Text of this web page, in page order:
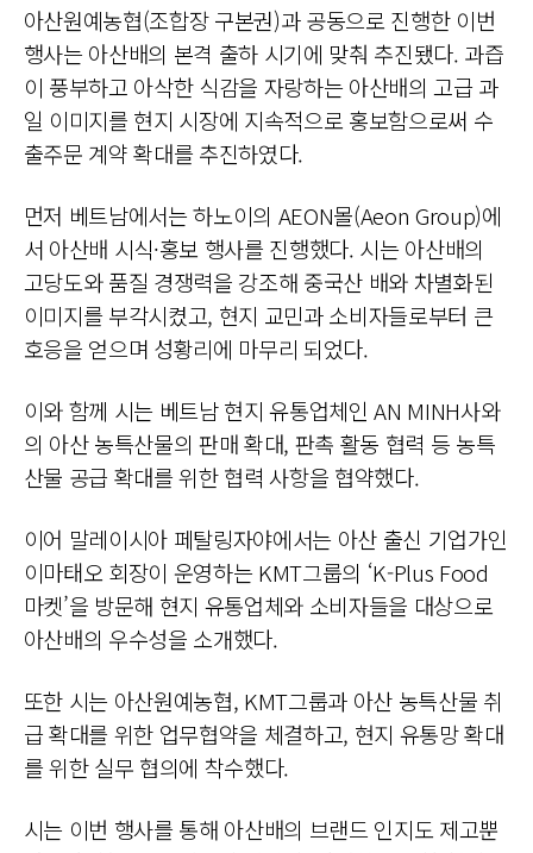
아산원예농협(조합장 구본권)과 공동으로 진행한 이번
행사는 아산배의 본격 출하 시기에 맞춰 추진됐다. 과즙
이 풍부하고 아삭한 식감을 자랑하는 아산배의 고급 과
일 이미지를 현지 시장에 지속적으로 홍보함으로써 수
출주문 계약 확대를 추진하였다.
먼저 베트남에서는 하노이의 AEON몰(Aeon Group)에
서 아산배 시식·홍보 행사를 진행했다. 시는 아산배의
고당도와 품질 경쟁력을 강조해 중국산 배와 차별화된
이미지를 부각시켰고, 현지 교민과 소비자들로부터 큰
호응을 얻으며 성황리에 마무리 되었다.
이와 함께 시는 베트남 현지 유통업체인 AN MINH사와
의 아산 농특산물의 판매 확대, 판촉 활동 협력 등 농특
산물 공급 확대를 위한 협력 사항을 협약했다.
이어 말레이시아 페탈링자야에서는 아산 출신 기업가인
이마태오 회장이 운영하는 KMT그룹의 ‘K-Plus Food
마켓’을 방문해 현지 유통업체와 소비자들을 대상으로
아산배의 우수성을 소개했다.
또한 시는 아산원예농협, KMT그룹과 아산 농특산물 취
급 확대를 위한 업무협약을 체결하고, 현지 유통망 확대
를 위한 실무 협의에 착수했다.
시는 이번 행사를 통해 아산배의 브랜드 인지도 제고뿐